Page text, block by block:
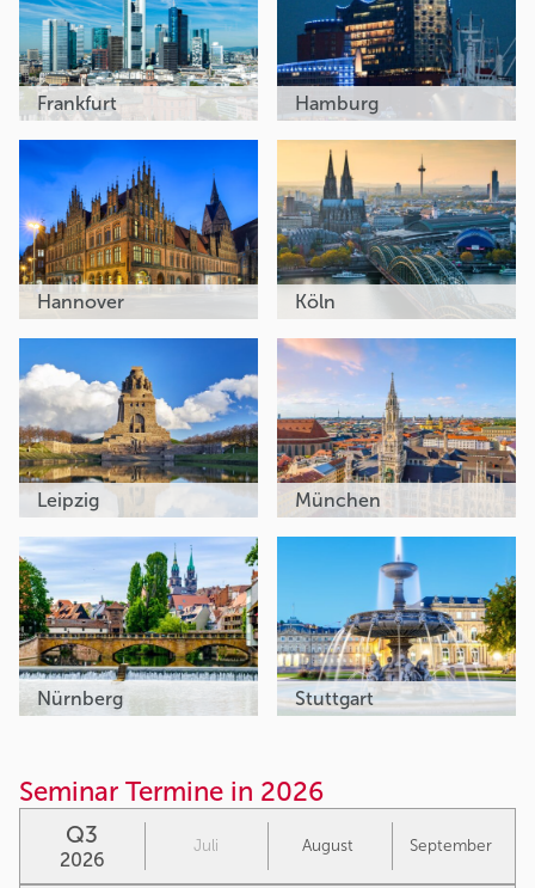
Frankfurt Hamburg
Hannover Köln
Leipzig München
Nürnberg Stuttgart
Seminar Termine in 2026
Q3
2026
Juli August September